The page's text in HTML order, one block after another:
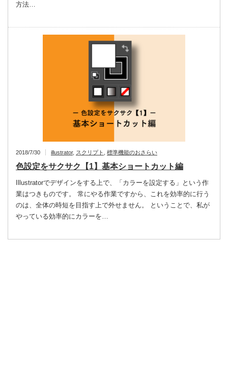
方法…
2018/7/30 illustrator, スクリプト 標準機能のおさらい
色設定をサクサク【1】基本ショートカット編
Illustratorでデザインをする上で、「カラーを設定する」という作
業はつきものです。 常にやる作業ですから、これを効率的に行う
のは、全体の時短を目指す上で外せません。 ということで、私が
やっている効率的にカラーを…